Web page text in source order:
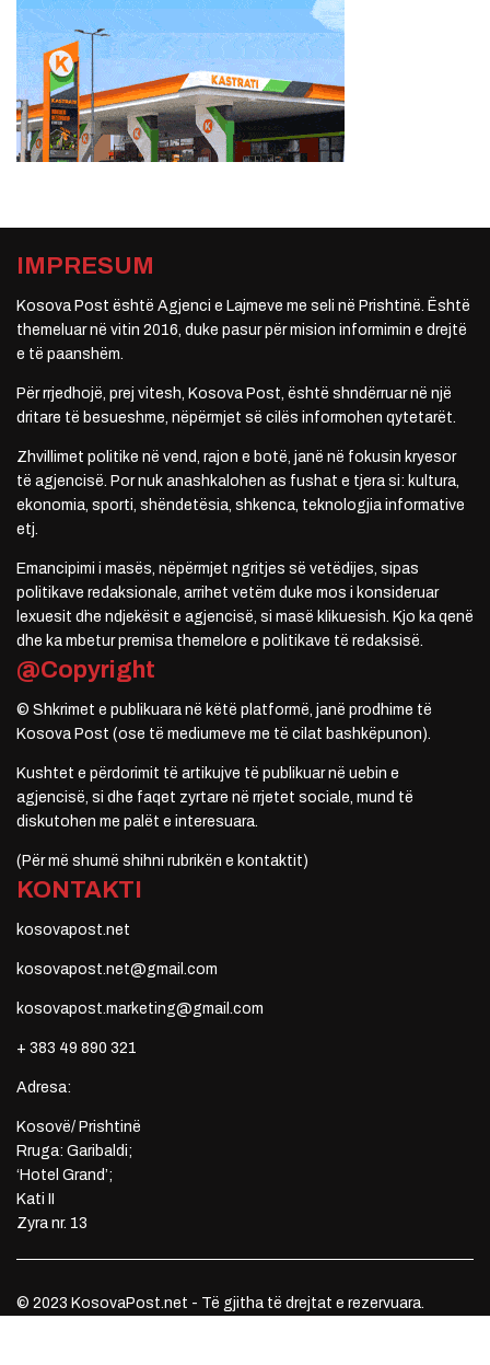
IMPRESUM
Kosova Post është Agjenci e Lajmeve me seli në Prishtinë. Është
themeluar në vitin 2016, duke pasur për mision informimin e drejtë
e të paanshëm.
Për rrjedhojë, prej vitesh, Kosova Post, është shndërruar në një
dritare të besueshme, nëpërmjet së cilës informohen qytetarët.
Zhvillimet politike në vend, rajon e botë, janë në fokusin kryesor
të agjencisë. Por nuk anashkalohen as fushat e tjera si: kultura,
ekonomia, sporti, shëndetësia, shkenca, teknologjia informative
etj.
Emancipimi i masës, nëpërmjet ngritjes së vetëdijes, sipas
politikave redaksionale, arrihet vetëm duke mos i konsideruar
lexuesit dhe ndjekësit e agjencisë, si masë klikuesish. Kjo ka qenë
dhe ka mbetur premisa themelore e politikave të redaksisë.
@Copyright
© Shkrimet e publikuara në këtë platformë, janë prodhime të
Kosova Post (ose të mediumeve me të cilat bashkëpunon).
Kushtet e përdorimit të artikujve të publikuar në uebin e
agjencisë, si dhe faqet zyrtare në rrjetet sociale, mund të
diskutohen me palët e interesuara.
(Për më shumë shihni rubrikën e kontaktit)
KONTAKTI
kosovapost.net
kosovapost.net@gmail.com
kosovapost.marketing@gmail.com
+ 383 49 890 321
Adresa:
Kosovë/ Prishtinë
Rruga: Garibaldi;
‘Hotel Grand’;
Kati II
Zyra nr. 13
© 2023 KosovaPost.net - Të gjitha të drejtat e rezervuara.